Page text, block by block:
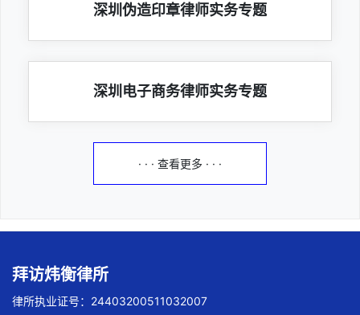
深圳伪造印章律师实务专题
深圳电子商务律师实务专题
· · · 查看更多 · · ·
拜访炜衡律所
律所执业证号：24403200511032007